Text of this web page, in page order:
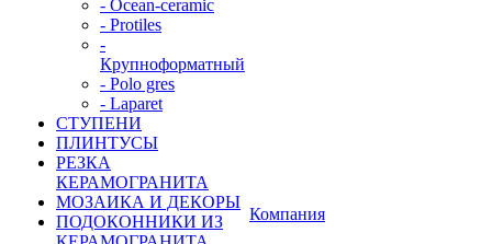
- Ocean-ceramic
- Protiles
-
Крупноформатный
- Polo gres
- Laparet
СТУПЕНИ
ПЛИНТУСЫ
РЕЗКА
КЕРАМОГРАНИТА
МОЗАИКА И ДЕКОРЫ
ПОДОКОННИКИ ИЗ
Компания